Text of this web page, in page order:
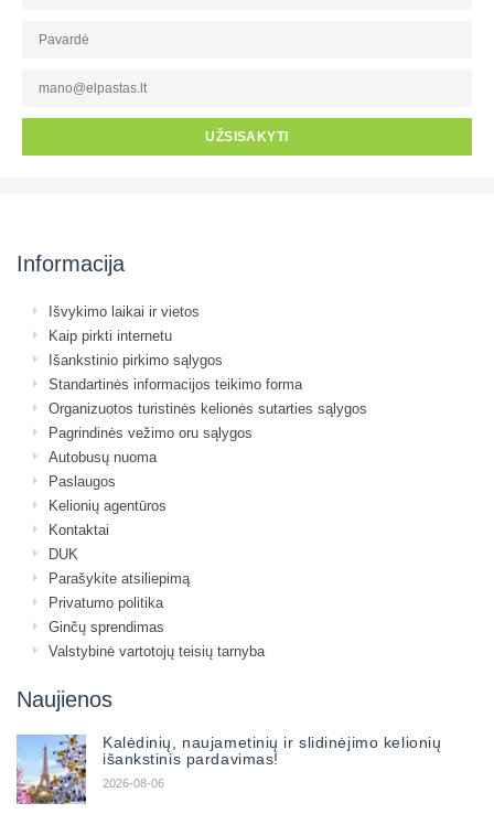
UŽSISAKYTI
Informacija
Išvykimo laikai ir vietos
Kaip pirkti internetu
Išankstinio pirkimo sąlygos
Standartinės informacijos teikimo forma
Organizuotos turistinės kelionės sutarties sąlygos
Pagrindinės vežimo oru sąlygos
Autobusų nuoma
Paslaugos
Kelionių agentūros
Kontaktai
DUK
Parašykite atsiliepimą
Privatumo politika
Ginčų sprendimas
Valstybinė vartotojų teisių tarnyba
Naujienos
Kalėdinių, naujametinių ir slidinėjimo kelionių
išankstinis pardavimas!
2026-08-06